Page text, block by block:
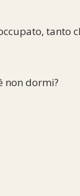
tanto
non dormi?